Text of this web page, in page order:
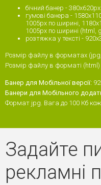
бічний банер -
гумові банера -
1005px по ширині,
1005px по ширині (html,
розтяжка у тексті -
Розмір файлу в форматах
Розмір файлу в форматі
Банер для Мобільної версії:
Банери для Мобільного
Формат jpg. Вага до 100 Кб
Задайте
рекламні